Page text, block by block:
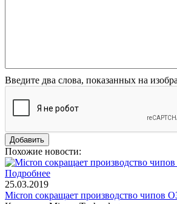
Введите два слова, показанных на
Похожие новости:
Подробнее
25.03.2019
Micron сокращает производство чипов